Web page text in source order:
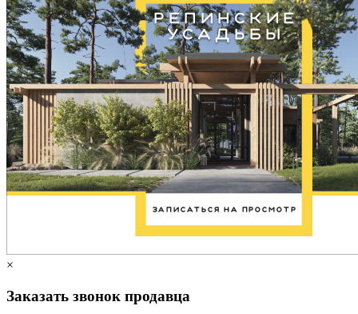
×
Заказать звонок продавца